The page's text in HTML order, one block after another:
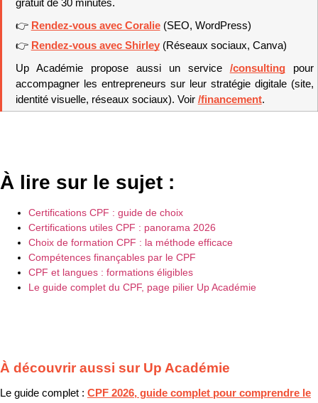
gratuit de 30 minutes.
👉 Rendez-vous avec Coralie (SEO, WordPress)
👉 Rendez-vous avec Shirley (Réseaux sociaux, Canva)
Up Académie propose aussi un service /consulting pour
accompagner les entrepreneurs sur leur stratégie digitale (site,
identité visuelle, réseaux sociaux). Voir /financement.
À lire sur le sujet :
Certifications CPF : guide de choix
Certifications utiles CPF : panorama 2026
Choix de formation CPF : la méthode efficace
Compétences finançables par le CPF
CPF et langues : formations éligibles
Le guide complet du CPF, page pilier Up Académie
À découvrir aussi sur Up Académie
Le guide complet : CPF 2026, guide complet pour comprendre le